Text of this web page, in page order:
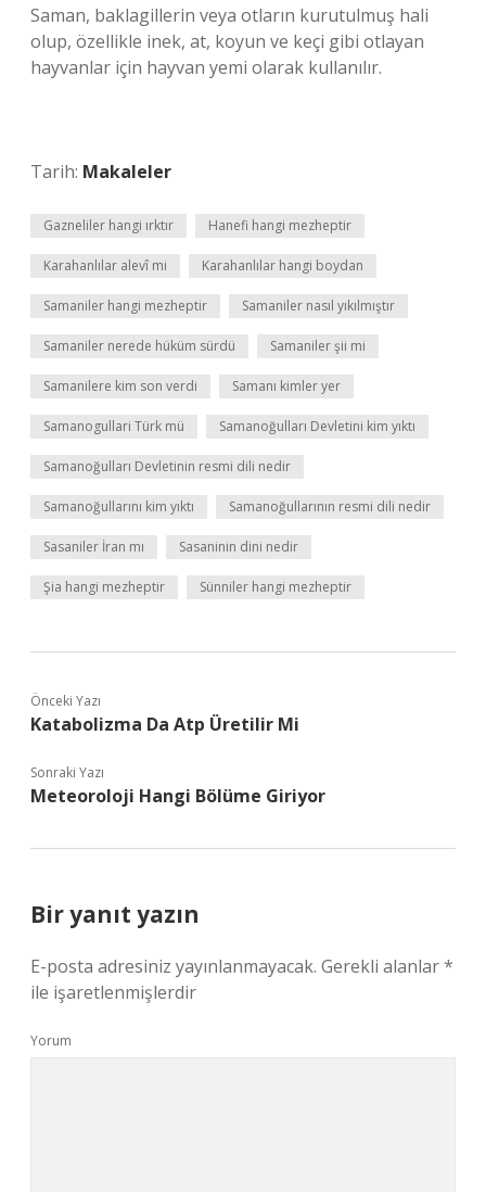
Saman, baklagillerin veya otların kurutulmuş hali
olup, özellikle inek, at, koyun ve keçi gibi otlayan
hayvanlar için hayvan yemi olarak kullanılır.
Tarih: Makaleler
Gazneliler hangi ırktır Hanefi hangi mezheptir
Karahanlılar alevî mi Karahanlılar hangi boydan
Samaniler hangi mezheptir Samaniler nasıl yıkılmıştır
Samaniler nerede hüküm sürdü Samaniler şii mi
Samanilere kim son verdi Samanı kimler yer
Samanogullari Türk mü Samanoğulları Devletini kim yıktı
Samanoğulları Devletinin resmi dili nedir
Samanoğullarını kim yıktı Samanoğullarının resmi dili nedir
Sasaniler İran mı Sasaninin dini nedir
Şia hangi mezheptir Sünniler hangi mezheptir
Önceki Yazı
Katabolizma Da Atp Üretilir Mi
Sonraki Yazı
Meteoroloji Hangi Bölüme Giriyor
Bir yanıt yazın
E-posta adresiniz yayınlanmayacak. Gerekli alanlar*
ile işaretlenmişlerdir
Yorum